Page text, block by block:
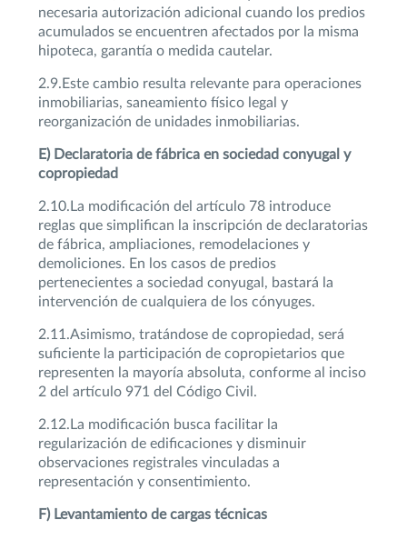
necesaria autorización adicional cuando los predios
acumulados se encuentren afectados por la misma
hipoteca, garantía o medida cautelar.
2.9.Este cambio resulta relevante para operaciones
inmobiliarias, saneamiento físico legal y
reorganización de unidades inmobiliarias.
E) Declaratoria de fábrica en sociedad conyugal y
copropiedad
2.10.La modificación del artículo 78 introduce
reglas que simplifican la inscripción de declaratorias
de fábrica, ampliaciones, remodelaciones y
demoliciones. En los casos de predios
pertenecientes a sociedad conyugal, bastará la
intervención de cualquiera de los cónyuges.
2.11.Asimismo, tratándose de copropiedad, será
suficiente la participación de copropietarios que
representen la mayoría absoluta, conforme al inciso
2 del artículo 971 del Código Civil.
2.12.La modificación busca facilitar la
regularización de edificaciones y disminuir
observaciones registrales vinculadas a
representación y consentimiento.
F) Levantamiento de cargas técnicas